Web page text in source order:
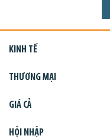
KINH TẾ
THƯƠNG MẠI
GIÁ CẢ
HỘI NHẬP